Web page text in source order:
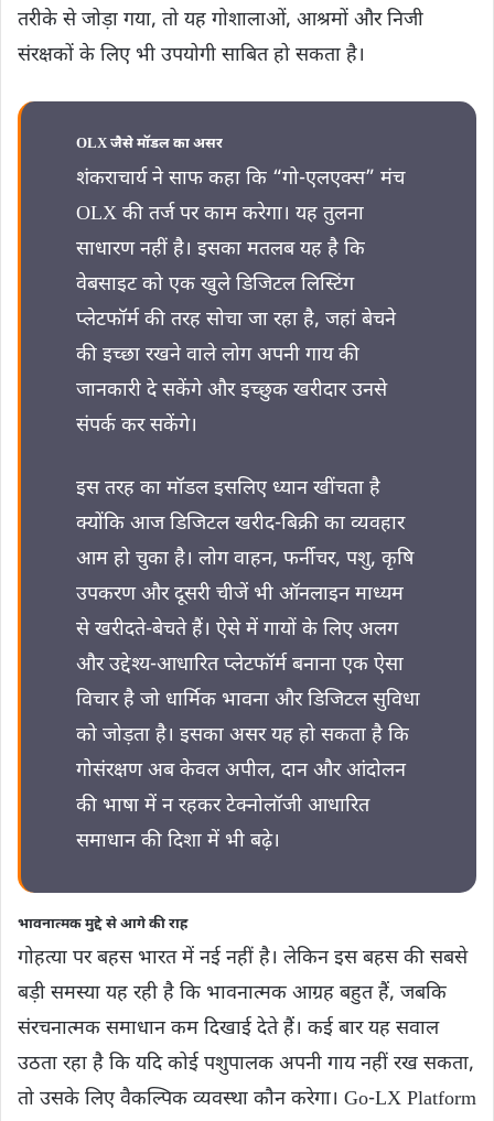
तरीके से जोड़ा गया, तो यह गोशालाओं, आश्रमों और निजी
संरक्षकों के लिए भी उपयोगी साबित हो सकता है।
OLX जैसे मॉडल का असर
शंकराचार्य ने साफ कहा कि “गो-एलएक्स” मंच
OLX की तर्ज पर काम करेगा। यह तुलना
साधारण नहीं है। इसका मतलब यह है कि
वेबसाइट को एक खुले डिजिटल लिस्टिंग
प्लेटफॉर्म की तरह सोचा जा रहा है, जहां बेचने
की इच्छा रखने वाले लोग अपनी गाय की
जानकारी दे सकेंगे और इच्छुक खरीदार उनसे
संपर्क कर सकेंगे।
इस तरह का मॉडल इसलिए ध्यान खींचता है
क्योंकि आज डिजिटल खरीद-बिक्री का व्यवहार
आम हो चुका है। लोग वाहन, फर्नीचर, पशु, कृषि
उपकरण और दूसरी चीजें भी ऑनलाइन माध्यम
से खरीदते-बेचते हैं। ऐसे में गायों के लिए अलग
और उद्देश्य-आधारित प्लेटफॉर्म बनाना एक ऐसा
विचार है जो धार्मिक भावना और डिजिटल सुविधा
को जोड़ता है। इसका असर यह हो सकता है कि
गोसंरक्षण अब केवल अपील, दान और आंदोलन
की भाषा में न रहकर टेक्नोलॉजी आधारित
समाधान की दिशा में भी बढ़े।
भावनात्मक मुद्दे से आगे की राह
गोहत्या पर बहस भारत में नई नहीं है। लेकिन इस बहस की सबसे
बड़ी समस्या यह रही है कि भावनात्मक आग्रह बहुत हैं, जबकि
संरचनात्मक समाधान कम दिखाई देते हैं। कई बार यह सवाल
उठता रहा है कि यदि कोई पशुपालक अपनी गाय नहीं रख सकता,
तो उसके लिए वैकल्पिक व्यवस्था कौन करेगा। Go-LX Platform